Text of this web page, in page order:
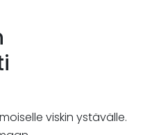
viskin ystävälle.